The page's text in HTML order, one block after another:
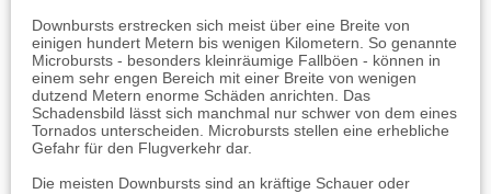
Downbursts erstrecken sich meist über eine Breite von
einigen hundert Metern bis wenigen Kilometern. So genannte
Microbursts - besonders kleinräumige Fallböen - können in
einem sehr engen Bereich mit einer Breite von wenigen
dutzend Metern enorme Schäden anrichten. Das
Schadensbild lässt sich manchmal nur schwer von dem eines
Tornados unterscheiden. Microbursts stellen eine erhebliche
Gefahr für den Flugverkehr dar.
Die meisten Downbursts sind an kräftige Schauer oder